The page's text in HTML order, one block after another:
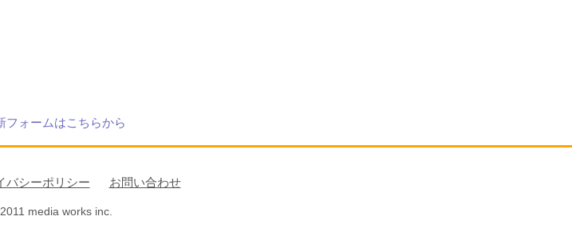
フォームはこちらから
バシーポリシー お問い合わせ
media works inc.